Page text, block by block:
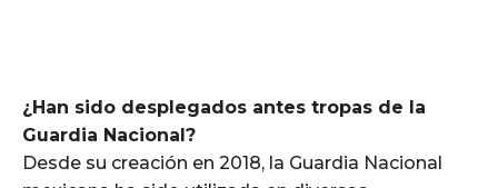
¿Han sido desplegados antes tropas de la
Guardia Nacional?
Desde su creación en 2018, la Guardia Nacional